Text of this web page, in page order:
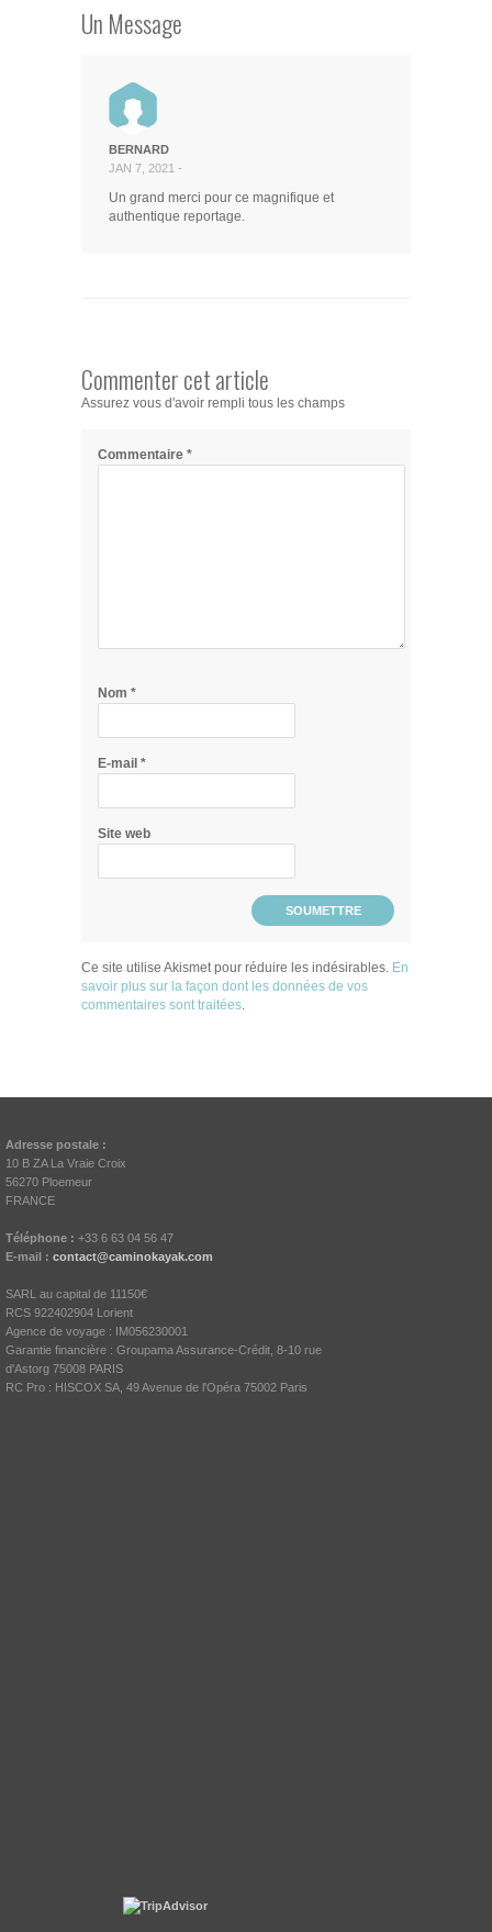
Un Message
BERNARD
JAN 7, 2021 -
Un grand merci pour ce magnifique et
authentique reportage.
Commenter cet article
Assurez vous d'avoir rempli tous les champs
Commentaire *
Nom *
E-mail *
Site web
Ce site utilise Akismet pour réduire les indésirables. En
savoir plus sur la façon dont les données de vos
commentaires sont traitées.
Adresse postale :
10 B ZA La Vraie Croix
56270 Ploemeur
FRANCE
Téléphone : +33 6 63 04 56 47
E-mail : contact@caminokayak.com
SARL au capital de 11150€
RCS 922402904 Lorient
Agence de voyage : IM056230001
Garantie financière : Groupama Assurance-Crédit, 8-10 rue
d'Astorg 75008 PARIS
RC Pro : HISCOX SA, 49 Avenue de l'Opéra 75002 Paris